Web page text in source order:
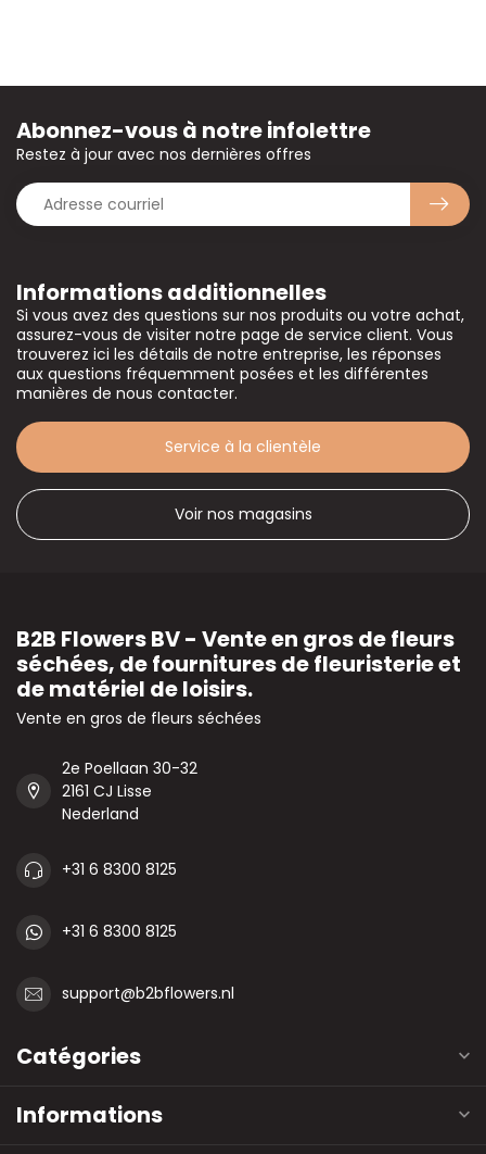
Informations additionnelles
Si vous avez des questions sur nos produits ou votre achat,
assurez-vous de visiter notre page de service client. Vous
trouverez ici les détails de notre entreprise, les réponses
aux questions fréquemment posées et les différentes
manières de nous contacter.
Service à la clientèle
Voir nos magasins
Abonnez-vous à notre infolettre
Restez à jour avec nos dernières offres
B2B Flowers BV - Vente en gros de fleurs
séchées, de fournitures de fleuristerie et
de matériel de loisirs.
Vente en gros de fleurs séchées
2e Poellaan 30-32
2161 CJ Lisse
Nederland
+31 6 8300 8125
+31 6 8300 8125
support@b2bflowers.nl
Catégories
Informations